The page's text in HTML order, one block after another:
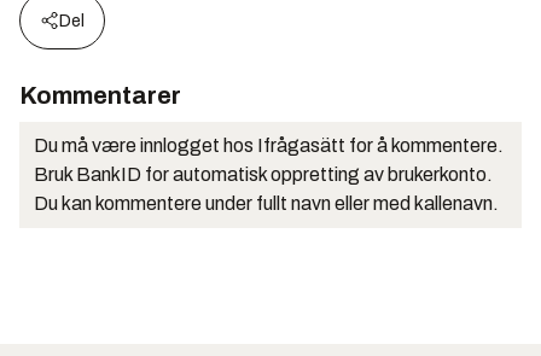
Del
Kommentarer
Du må være innlogget hos Ifrågasätt for å kommentere.
Bruk BankID for automatisk oppretting av brukerkonto.
Du kan kommentere under fullt navn eller med kallenavn.